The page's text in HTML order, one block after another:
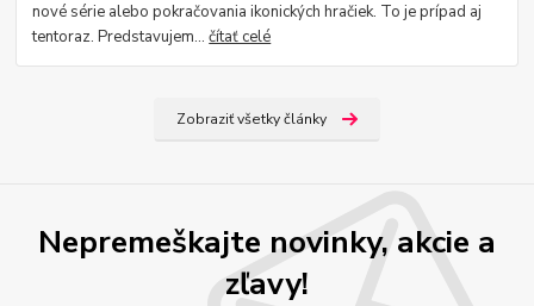
nové série alebo pokračovania ikonických hračiek. To je prípad aj
tentoraz. Predstavujem...čítať celé
Zobraziť všetky články
Nepremeškajte novinky, akcie a
zľavy!